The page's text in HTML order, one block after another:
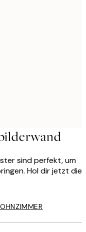
sind perfekt, um
Hol dir jetzt die